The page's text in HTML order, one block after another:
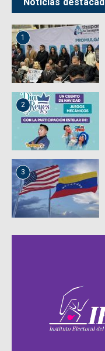
1
2
3